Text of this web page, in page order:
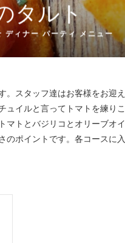
タルト
ディナー パーティ メニュー
。スタッフ達はお客様をお迎え
ュイルと言ってトマトを練りこ
マトとバジリコとオリーブオイ
のポイントです。各コースに入